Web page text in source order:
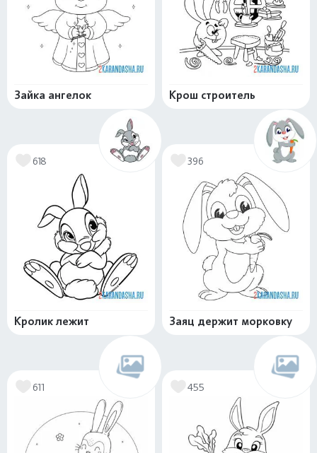
Зайка ангелок Крош строитель
618
Кролик лежит
396
Заяц держит морковку
611 455